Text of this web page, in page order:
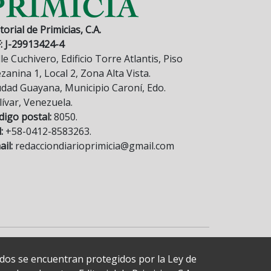
de Primicias, C.A.
J-29913424-4
Cuchivero, Edificio Torre Atlantis, Piso
1, Local 2, Zona Alta Vista.
Guayana, Municipio Caroní, Edo.
Venezuela.
postal:8050.
+58-0412-8583263.
redacciondiarioprimicia@gmail.com
se encuentran protegidos por la Ley de